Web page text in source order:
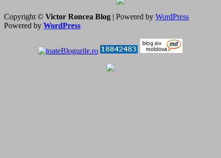
Copyright © Victor Roncea Blog | Powered by WordPress
Powered by WordPress